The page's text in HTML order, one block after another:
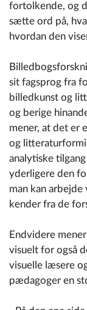
fortolkende, og
sætte ord på,
hvordan den
sit fagsprog fra
billedkunst og
og berige
mener, at det er
og
analytiske
yderligere den
man kan
kender fra de
Endvidere
visuelt for også
visuelle læsere
pædagoger en